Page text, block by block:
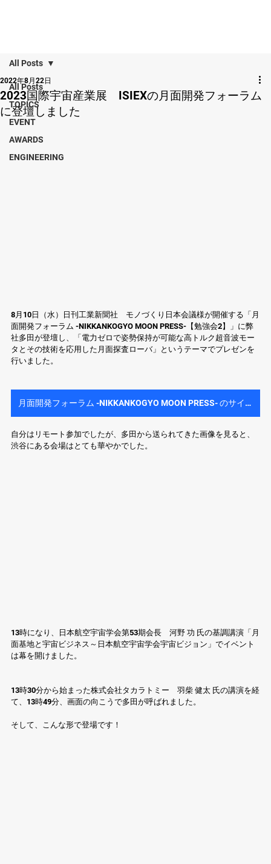
All Posts
TOPICS
EVENT
AWARDS
ENGINEERING
All Posts
2023国際宇宙産業展 ISIEXの月面開発フォーラム
に登壇しました
2022年8月22日
8月10日（水）日刊工業新聞社　モノづくり日本会議様が開催する「月
面開発フォーラム -NIKKANKOGYO MOON PRESS-【勉強会2】」に弊
社多田が登壇し、「電力ゼロで姿勢保持が可能な高トルク超音波モー
タとその技術を応用した月面探査ローバ」というテーマでプレゼンを
行いました。
月面開発フォーラム -NIKKANKOGYO MOON PRESS- のサイトはこちら
自分はリモート参加でしたが、多田から送られてきた画像を見ると、
渋谷にある会場はとても華やかでした。
13時になり、日本航空宇宙学会第53期会長　河野 功 氏の基調講演「月
面基地と宇宙ビジネス～日本航空宇宙学会宇宙ビジョン」でイベント
は幕を開けました。
13時30分から始まった株式会社タカラトミー　羽柴 健太 氏の講演を経
て、13時49分、画面の向こうで多田が呼ばれました。
そして、こんな形で登場です！